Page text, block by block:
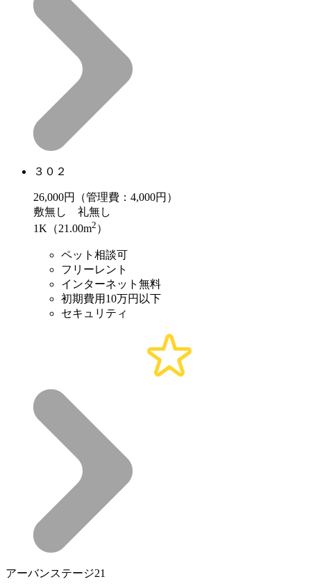
３０２
26,000円（管理費：4,000円）
敷無し 礼無し
1K（21.00m2 ）
ペット相談可
フリーレント
インターネット無料
初期費用10万円以下
セキュリティ
アーバンステージ21